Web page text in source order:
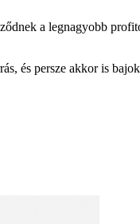
a legnagyobb
és persze akkor is